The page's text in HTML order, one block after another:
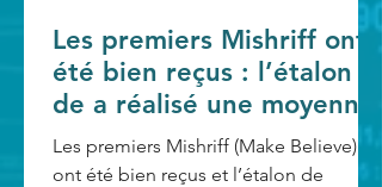
Les premiers Mishriff ont
été bien reçus : l’étalon
de a réalisé une moyenne
de 39.000 € avec ses foals
en Europe
Les premiers Mishriff (Make Believe)
ont été bien reçus et l’étalon de